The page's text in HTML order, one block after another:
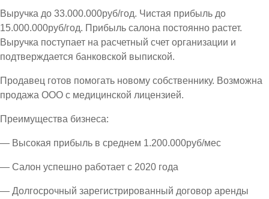
Выручка до 33.000.000руб/год. Чистая прибыль до
15.000.000руб/год. Прибыль салона постоянно растет.
Выручка поступает на расчетный счет организации и
подтверждается банковской выпиской.
Продавец готов помогать новому собственнику. Возможна
продажа ООО с медицинской лицензией.
Преимущества бизнеса:
— Высокая прибыль в среднем 1.200.000руб/мес
— Салон успешно работает с 2020 года
— Долгосрочный зарегистрированный договор аренды